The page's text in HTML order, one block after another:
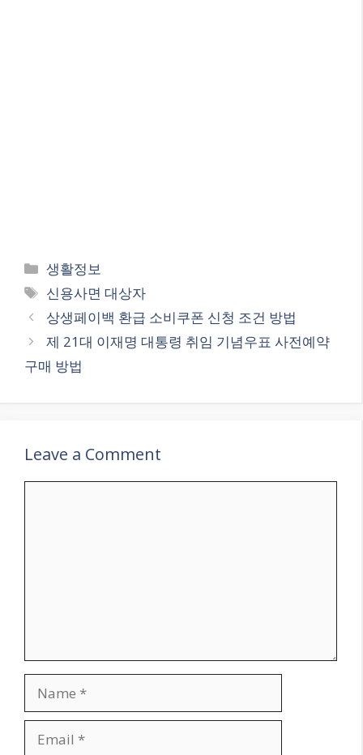
Categories
생활정보
Tags
신용사면 대상자
상생페이백 환급 소비쿠폰 신청 조건 방법
제 21대 이재명 대통령 취임 기념우표 사전예약
구매 방법
Leave a Comment